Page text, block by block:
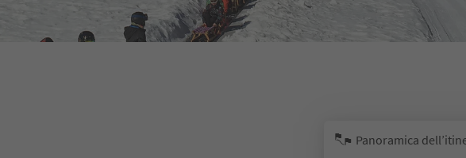
Panoramica